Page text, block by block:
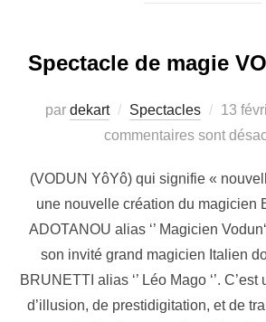
Spectacle de magie
par dekart Spectacles 13
commentaires sont
(VODUN YôYô) qui signifie «
une nouvelle création du magicien
ADOTANOU alias ‘’ Magicien
son invité grand magicien Italien
BRUNETTI alias ‘’ Léo Mago ‘’.
d’illusion, de prestidigitation, et de